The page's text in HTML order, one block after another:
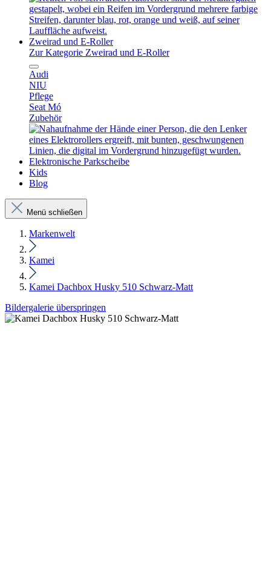
Zweirad und E-Roller
Zur Kategorie Zweirad und E-Roller
Audi
NIU
Pflege
Seat Mó
Zubehör
Elektronische Parkscheibe
Kids
Blog
Menü schließen
Markenwelt
Kamei
Kamei Dachbox Husky 510 Schwarz-Matt
Bildergalerie überspringen